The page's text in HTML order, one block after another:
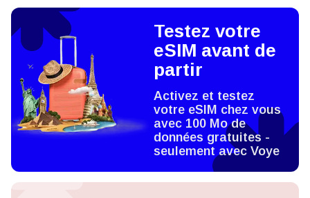
Testez votre
eSIM avant de
partir
Activez et testez
votre eSIM chez vous
avec 100 Mo de
données gratuites -
seulement avec Voye